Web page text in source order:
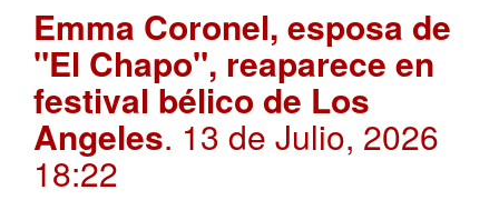
Emma Coronel, esposa de
"El Chapo", reaparece en
festival bélico de Los
Angeles. 13 de Julio, 2026
18:22